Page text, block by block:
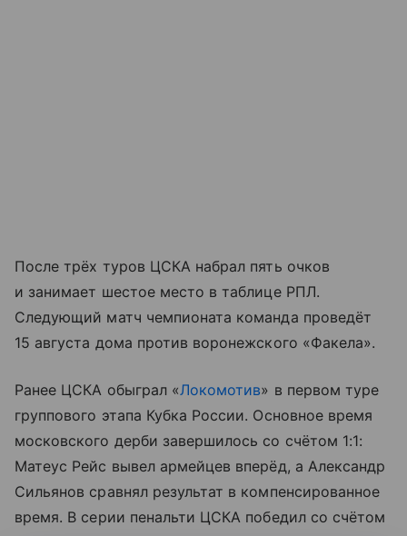
После трёх туров ЦСКА набрал пять очков
и занимает шестое место в таблице РПЛ.
Следующий матч чемпионата команда проведёт
15 августа дома против воронежского «Факела».
Ранее ЦСКА обыграл «Локомотив» в первом туре
группового этапа Кубка России. Основное время
московского дерби завершилось со счётом 1:1:
Матеус Рейс вывел армейцев вперёд, а Александр
Сильянов сравнял результат в компенсированное
время. В серии пенальти ЦСКА победил со счётом